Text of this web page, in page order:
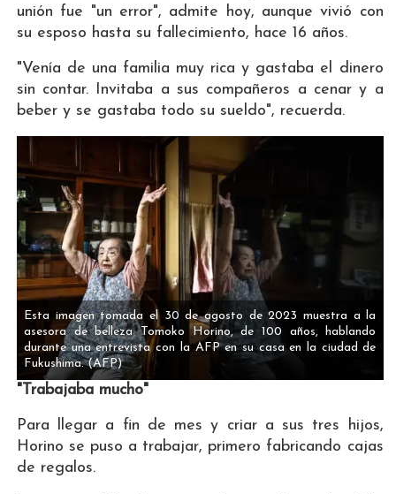
unión fue "un error", admite hoy, aunque vivió con
su esposo hasta su fallecimiento, hace 16 años.
"Venía de una familia muy rica y gastaba el dinero
sin contar. Invitaba a sus compañeros a cenar y a
beber y se gastaba todo su sueldo", recuerda.
Esta imagen tomada el 30 de agosto de 2023 muestra a la
asesora de belleza Tomoko Horino, de 100 años, hablando
durante una entrevista con la AFP en su casa en la ciudad de
Fukushima. (AFP)
"Trabajaba mucho"
Para llegar a fin de mes y criar a sus tres hijos,
Horino se puso a trabajar, primero fabricando cajas
de regalos.